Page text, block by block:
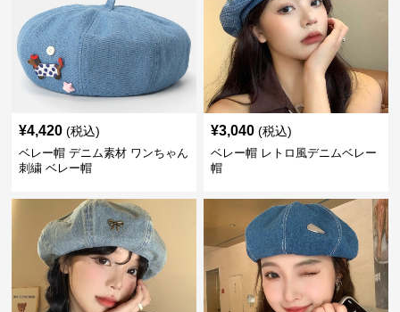
¥4,420 (税込)
ベレー帽 デニム素材 ワンちゃん
刺繍 ベレー帽
¥3,040 (税込)
ベレー帽 レトロ風デニムベレー
帽